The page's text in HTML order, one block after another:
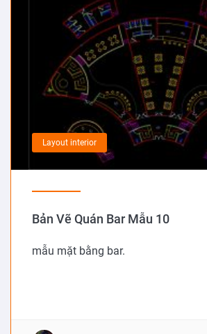
Layout interior
Bản Vẽ Quán Bar Mẫu 10
mẫu mặt bằng bar.